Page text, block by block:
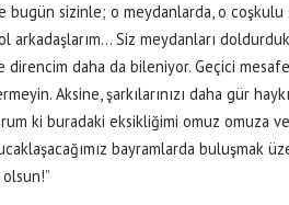
bugün sizinle; o meydanlarda, o coşkulu
arkadaşlarım… Siz meydanları
direncim daha da bileniyor. Geçici
Aksine, şarkılarınızı daha gür
ki buradaki eksikliğimi omuz omuza
bayramlarda buluşmak